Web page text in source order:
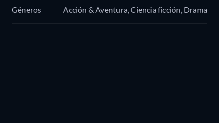
Géneros Acción & Aventura, Ciencia ficción, Drama